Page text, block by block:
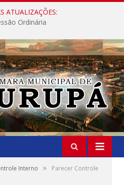
ATUALIZAÇÕES:
Ordinária
Interno »
Parecer Controle